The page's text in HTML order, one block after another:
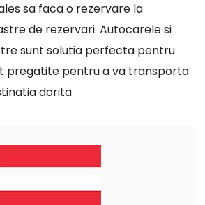
sa faca o rezervare la
de rezervari. Autocarele si
sunt solutia perfecta pentru
pregatite pentru a va transporta
dorita